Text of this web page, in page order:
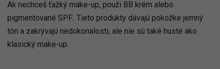
Ak nechceš ťažký make-up, použi BB krém alebo
pigmentované SPF.. Tieto produkty dávajú pokožke jemný
tón a zakrývajú nedokonalosti, ale nie sú také husté ako
klasický make-up.